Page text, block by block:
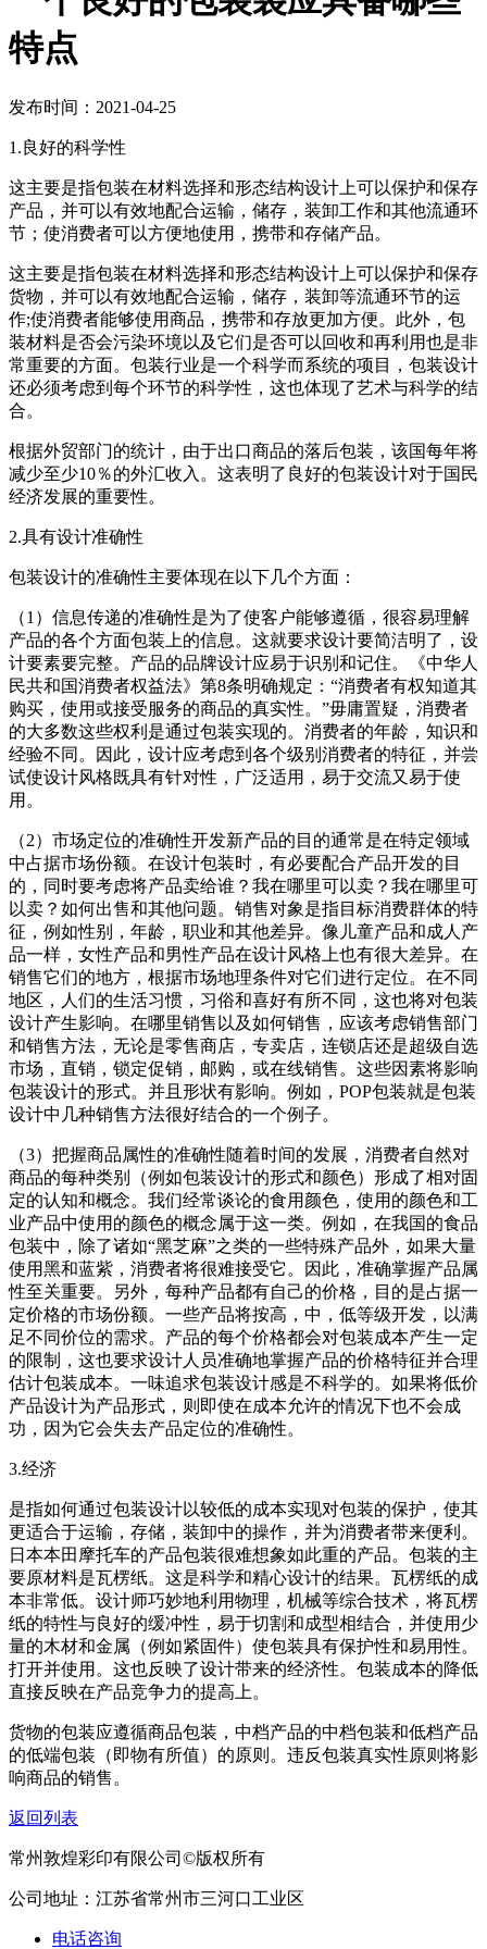
特点
发布时间：2021-04-25
1.良好的科学性
这主要是指包装在材料选择和形态结构设计上可以保护和保存
产品，并可以有效地配合运输，储存，装卸工作和其他流通环
节；使消费者可以方便地使用，携带和存储产品。
这主要是指包装在材料选择和形态结构设计上可以保护和保存
货物，并可以有效地配合运输，储存，装卸等流通环节的运
作;使消费者能够使用商品，携带和存放更加方便。此外，包
装材料是否会污染环境以及它们是否可以回收和再利用也是非
常重要的方面。包装行业是一个科学而系统的项目，包装设计
还必须考虑到每个环节的科学性，这也体现了艺术与科学的结
合。
根据外贸部门的统计，由于出口商品的落后包装，该国每年将
减少至少10％的外汇收入。这表明了良好的包装设计对于国民
经济发展的重要性。
2.具有设计准确性
包装设计的准确性主要体现在以下几个方面：
（1）信息传递的准确性是为了使客户能够遵循，很容易理解
产品的各个方面包装上的信息。这就要求设计要简洁明了，设
计要素要完整。产品的品牌设计应易于识别和记住。《中华人
民共和国消费者权益法》第8条明确规定：“消费者有权知道其
购买，使用或接受服务的商品的真实性。”毋庸置疑，消费者
的大多数这些权利是通过包装实现的。消费者的年龄，知识和
经验不同。因此，设计应考虑到各个级别消费者的特征，并尝
试使设计风格既具有针对性，广泛适用，易于交流又易于使
用。
（2）市场定位的准确性开发新产品的目的通常是在特定领域
中占据市场份额。在设计包装时，有必要配合产品开发的目
的，同时要考虑将产品卖给谁？我在哪里可以卖？我在哪里可
以卖？如何出售和其他问题。销售对象是指目标消费群体的特
征，例如性别，年龄，职业和其他差异。像儿童产品和成人产
品一样，女性产品和男性产品在设计风格上也有很大差异。在
销售它们的地方，根据市场地理条件对它们进行定位。在不同
地区，人们的生活习惯，习俗和喜好有所不同，这也将对包装
设计产生影响。在哪里销售以及如何销售，应该考虑销售部门
和销售方法，无论是零售商店，专卖店，连锁店还是超级自选
市场，直销，锁定促销，邮购，或在线销售。这些因素将影响
包装设计的形式。并且形状有影响。例如，POP包装就是包装
设计中几种销售方法很好结合的一个例子。
（3）把握商品属性的准确性随着时间的发展，消费者自然对
商品的每种类别（例如包装设计的形式和颜色）形成了相对固
定的认知和概念。我们经常谈论的食用颜色，使用的颜色和工
业产品中使用的颜色的概念属于这一类。例如，在我国的食品
包装中，除了诸如“黑芝麻”之类的一些特殊产品外，如果大量
使用黑和蓝紫，消费者将很难接受它。因此，准确掌握产品属
性至关重要。另外，每种产品都有自己的价格，目的是占据一
定价格的市场份额。一些产品将按高，中，低等级开发，以满
足不同价位的需求。产品的每个价格都会对包装成本产生一定
的限制，这也要求设计人员准确地掌握产品的价格特征并合理
估计包装成本。一味追求包装设计感是不科学的。如果将低价
产品设计为产品形式，则即使在成本允许的情况下也不会成
功，因为它会失去产品定位的准确性。
3.经济
是指如何通过包装设计以较低的成本实现对包装的保护，使其
更适合于运输，存储，装卸中的操作，并为消费者带来便利。
日本本田摩托车的产品包装很难想象如此重的产品。包装的主
要原材料是瓦楞纸。这是科学和精心设计的结果。瓦楞纸的成
本非常低。设计师巧妙地利用物理，机械等综合技术，将瓦楞
纸的特性与良好的缓冲性，易于切割和成型相结合，并使用少
量的木材和金属（例如紧固件）使包装具有保护性和易用性。
打开并使用。这也反映了设计带来的经济性。包装成本的降低
直接反映在产品竞争力的提高上。
货物的包装应遵循商品包装，中档产品的中档包装和低档产品
的低端包装（即物有所值）的原则。违反包装真实性原则将影
响商品的销售。
返回列表
常州敦煌彩印有限公司©版权所有
公司地址：江苏省常州市三河口工业区
电话咨询